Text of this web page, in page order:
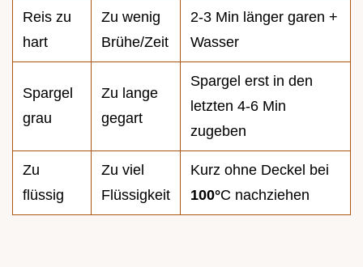
Reis zu
hart
Zu wenig
Brühe/Zeit
2-3 Min länger garen +
Wasser
Spargel
grau
Zu lange
gegart
Spargel erst in den
letzten 4-6 Min
zugeben
Zu
flüssig
Zu viel
Flüssigkeit
Kurz ohne Deckel bei
100°C nachziehen